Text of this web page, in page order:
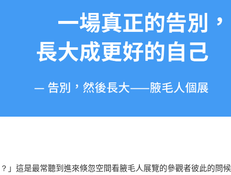
？ 」這是最常聽到進來倏忽空間看腋毛人展覽的參觀者彼此的問